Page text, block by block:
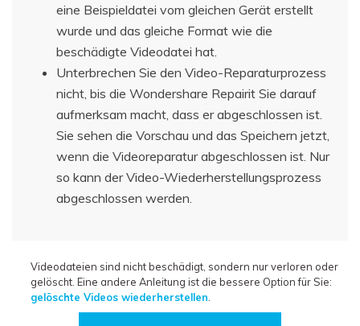
eine Beispieldatei vom gleichen Gerät erstellt
wurde und das gleiche Format wie die
beschädigte Videodatei hat.
Unterbrechen Sie den Video-Reparaturprozess
nicht, bis die Wondershare Repairit Sie darauf
aufmerksam macht, dass er abgeschlossen ist.
Sie sehen die Vorschau und das Speichern jetzt,
wenn die Videoreparatur abgeschlossen ist. Nur
so kann der Video-Wiederherstellungsprozess
abgeschlossen werden.
Videodateien sind nicht beschädigt, sondern nur verloren oder
gelöscht. Eine andere Anleitung ist die bessere Option für Sie:
gelöschte Videos wiederherstellen